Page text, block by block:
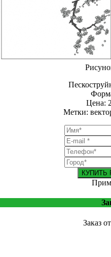
Цена:
Метки:
КУПИТЬ
Заказ